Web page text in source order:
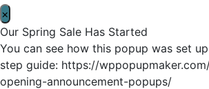
×
Our Spring Sale Has Started
You can see how this popup was set
step guide: https://
opening-announcement-popups/